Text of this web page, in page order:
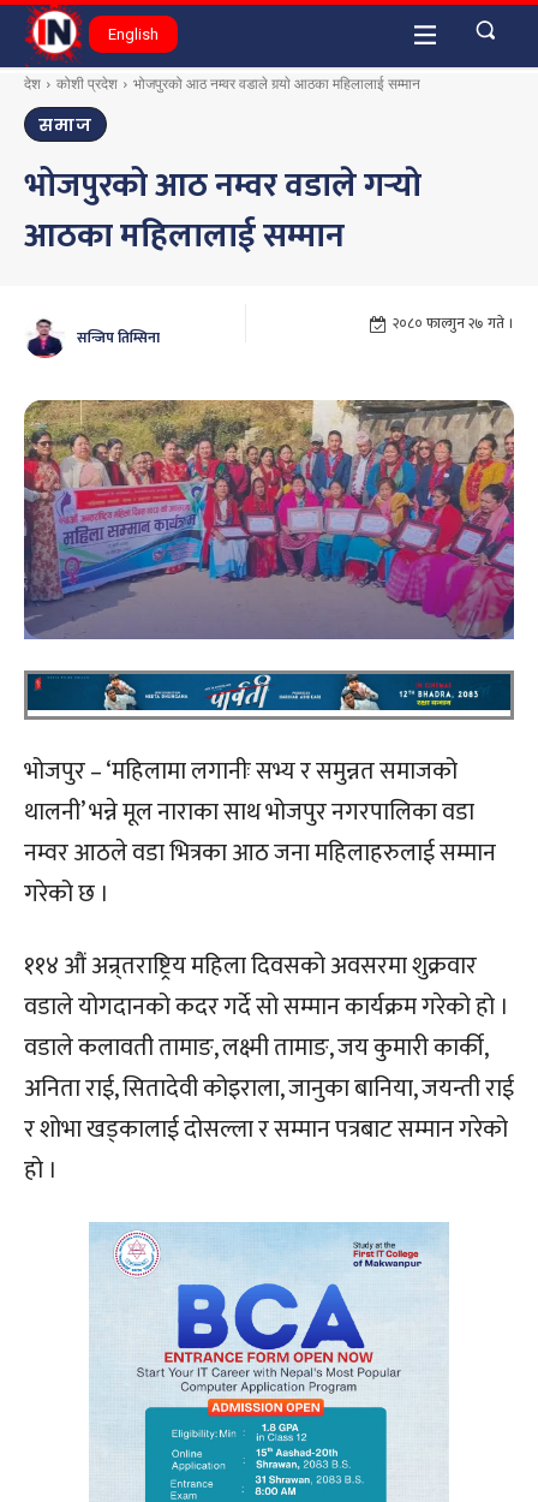
English
देश कोशी प्रदेश भोजपुरको आठ नम्वर वडाले गर्‍याे आठका महिलालाई सम्मान
समाज
भोजपुरको आठ नम्वर वडाले गर्‍याे
आठका महिलालाई सम्मान
सन्जिप तिम्सिना
२०८० फाल्गुन २७ गते ।
भोजपुर – ‘महिलामा लगानीः सभ्य र समुन्नत समाजको
थालनी’ भन्ने मूल नाराका साथ भोजपुर नगरपालिका वडा
नम्वर आठले वडा भित्रका आठ जना महिलाहरुलाई सम्मान
गरेको छ ।
११४ औं अन्र्तराष्ट्रिय महिला दिवसको अवसरमा शुक्रवार
वडाले योगदानको कदर गर्दे सो सम्मान कार्यक्रम गरेको हो ।
वडाले कलावती तामाङ, लक्ष्मी तामाङ, जय कुमारी कार्की,
अनिता राई, सितादेवी कोइराला, जानुका बानिया, जयन्ती राई
र शोभा खड्कालाई दोसल्ला र सम्मान पत्रबाट सम्मान गरेको
हो ।